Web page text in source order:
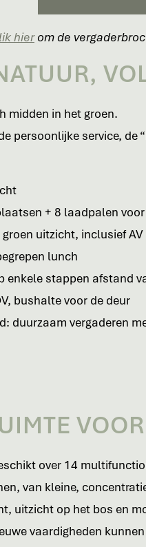
hierom de
midden in het groen.
persoonlijke service, de
+ 8 laadpalen
uitzicht, inclusief
lunch
enkele stappen afstand
bushalte voor de deur
duurzaam vergaderen
over 14
van kleine,
uitzicht op het bos en
vaardigheden